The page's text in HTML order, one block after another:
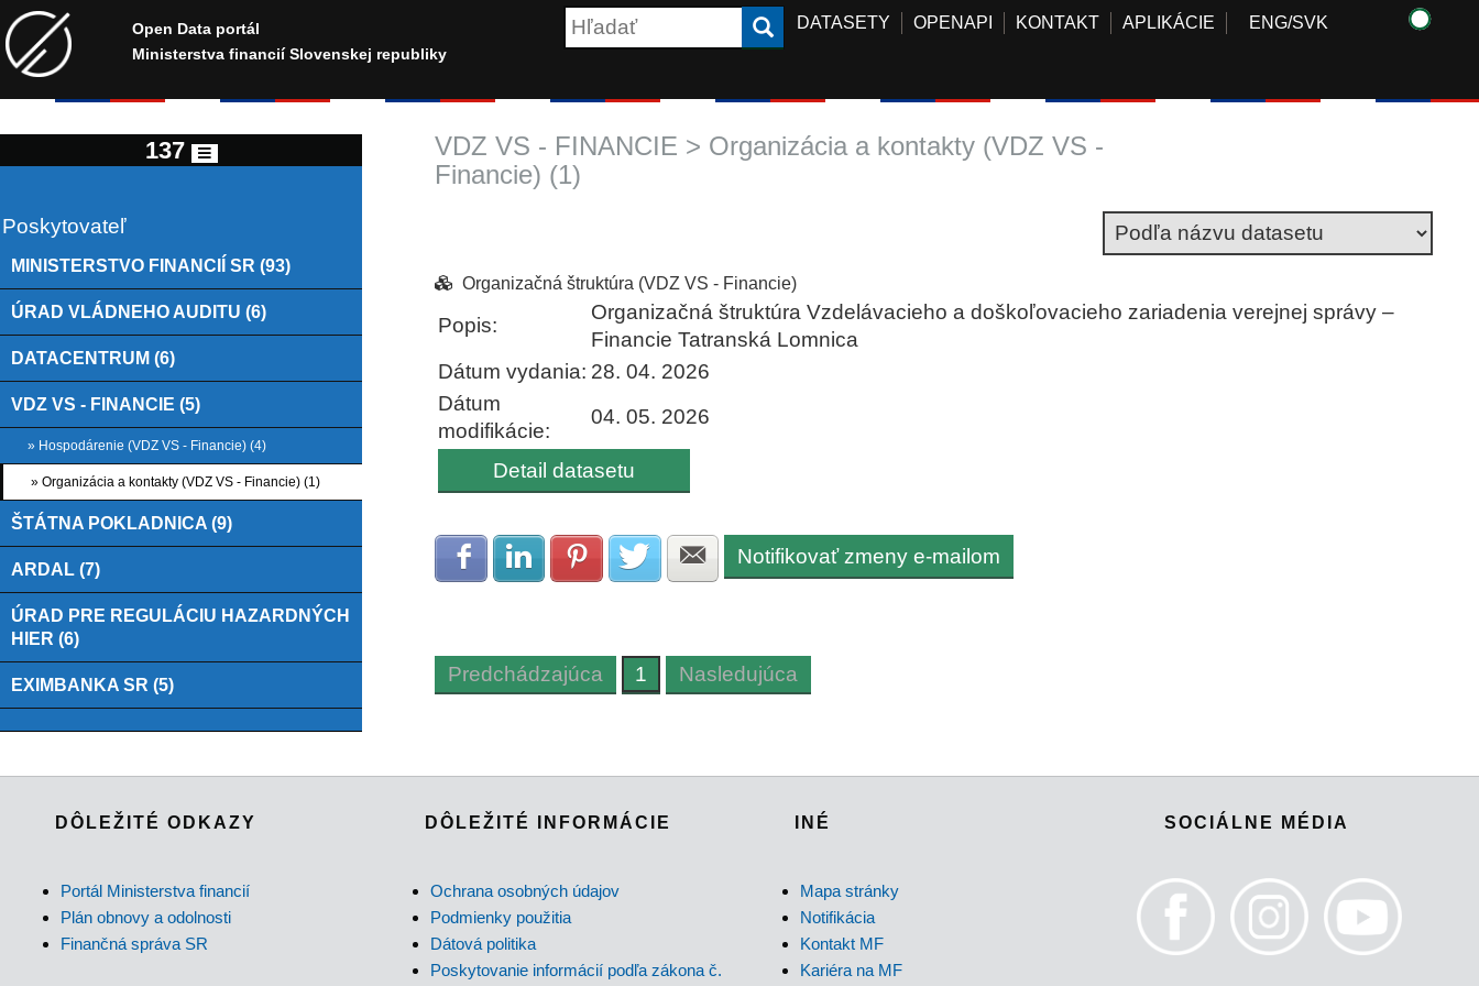
Open Data portál
Ministerstva financií Slovenskej republiky
DATASETY OPENAPI KONTAKT APLIKÁCIE ENG/SVK
137
Poskytovateľ
MINISTERSTVO FINANCIÍ SR (93)
ÚRAD VLÁDNEHO AUDITU (6)
DATACENTRUM (6)
VDZ VS - FINANCIE (5)
» Hospodárenie (VDZ VS - Financie) (4)
» Organizácia a kontakty (VDZ VS - Financie) (1)
ŠTÁTNA POKLADNICA (9)
ARDAL (7)
ÚRAD PRE REGULÁCIU HAZARDNÝCH
HIER (6)
EXIMBANKA SR (5)
VDZ VS - FINANCIE > Organizácia a kontakty (VDZ VS -
Financie) (1)
Organizačná štruktúra (VDZ VS - Financie)
Popis:
Organizačná štruktúra Vzdelávacieho a doškoľovacieho zariadenia verejnej správy –
Financie Tatranská Lomnica
Dátum vydania: 28. 04. 2026
Dátum
modifikácie:
04. 05. 2026
Detail datasetu
Zdielať na Facebook
Zdielať na LinkedIn
Zdielať na Pinterest
Zdielať na Twitter
Zdielať na E-mail
Notifikovať zmeny e-mailom
Predchádzajúca 1 Nasledujúca
DÔLEŽITÉ ODKAZY
Portál Ministerstva financií
Plán obnovy a odolnosti
Finančná správa SR
DÔLEŽITÉ INFORMÁCIE
Ochrana osobných údajov
Podmienky použitia
Dátová politika
Poskytovanie informácií podľa zákona č.
INÉ
Mapa stránky
Notifikácia
Kontakt MF
Kariéra na MF
SOCIÁLNE MÉDIA